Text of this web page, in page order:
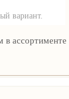
вариант.
в ассортименте